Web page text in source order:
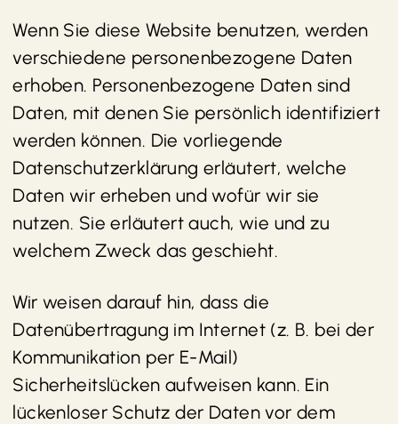
Wenn Sie diese Website benutzen, werden
verschiedene personenbezogene Daten
erhoben. Personenbezogene Daten sind
Daten, mit denen Sie persönlich identifiziert
werden können. Die vorliegende
Datenschutzerklärung erläutert, welche
Daten wir erheben und wofür wir sie
nutzen. Sie erläutert auch, wie und zu
welchem Zweck das geschieht.
Wir weisen darauf hin, dass die
Datenübertragung im Internet (z. B. bei der
Kommunikation per E-Mail)
Sicherheitslücken aufweisen kann. Ein
lückenloser Schutz der Daten vor dem